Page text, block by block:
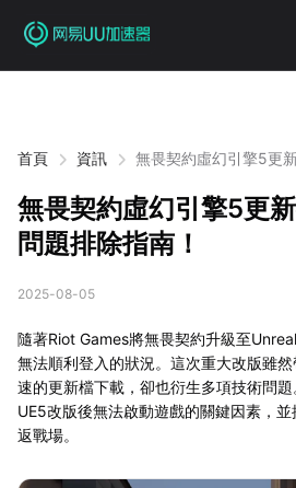
首頁 資訊
無畏契約虛幻引擎5更
無畏契約虛幻引擎5更
問題排除指南！
2025-08-05
隨著Riot Games將無畏契約升級至
無法順利登入的狀況。這次重大改版雖
速的更新檔下載，卻也衍生多項技術問
UE5改版後無法啟動遊戲的關鍵因素，
返戰場。